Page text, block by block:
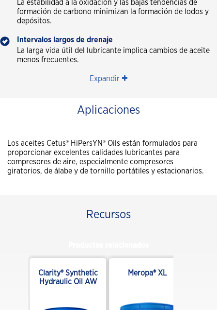
La estabilidad a la oxidación y las bajas tendencias de
formación de carbono minimizan la formación de lodos y
depósitos.
Intervalos largos de drenaje
La larga vida útil del lubricante implica cambios de aceite
menos frecuentes.
Expandir
Aplicaciones
Los aceites Cetus® HiPersYN® Oils están formulados para
proporcionar excelentes calidades lubricantes para
compresores de aire, especialmente compresores
giratorios, de álabe y de tornillo portátiles y estacionarios.
Recursos
Clarity® Synthetic
Hydraulic Oil AW
Meropa® XL